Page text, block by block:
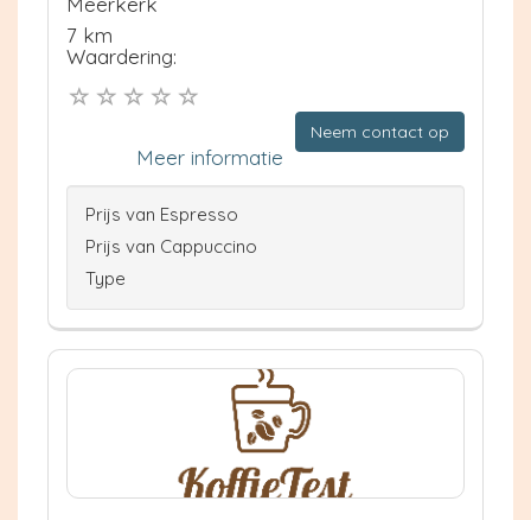
7 km
Waardering:
Neem contact op
Meer informatie
Prijs van Espresso
Prijs van Cappuccino
Type